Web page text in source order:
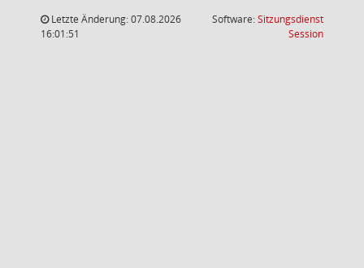
Letzte Änderung: 07.08.2026
16:01:51
Software:Sitzungsdienst
Session(Wird in